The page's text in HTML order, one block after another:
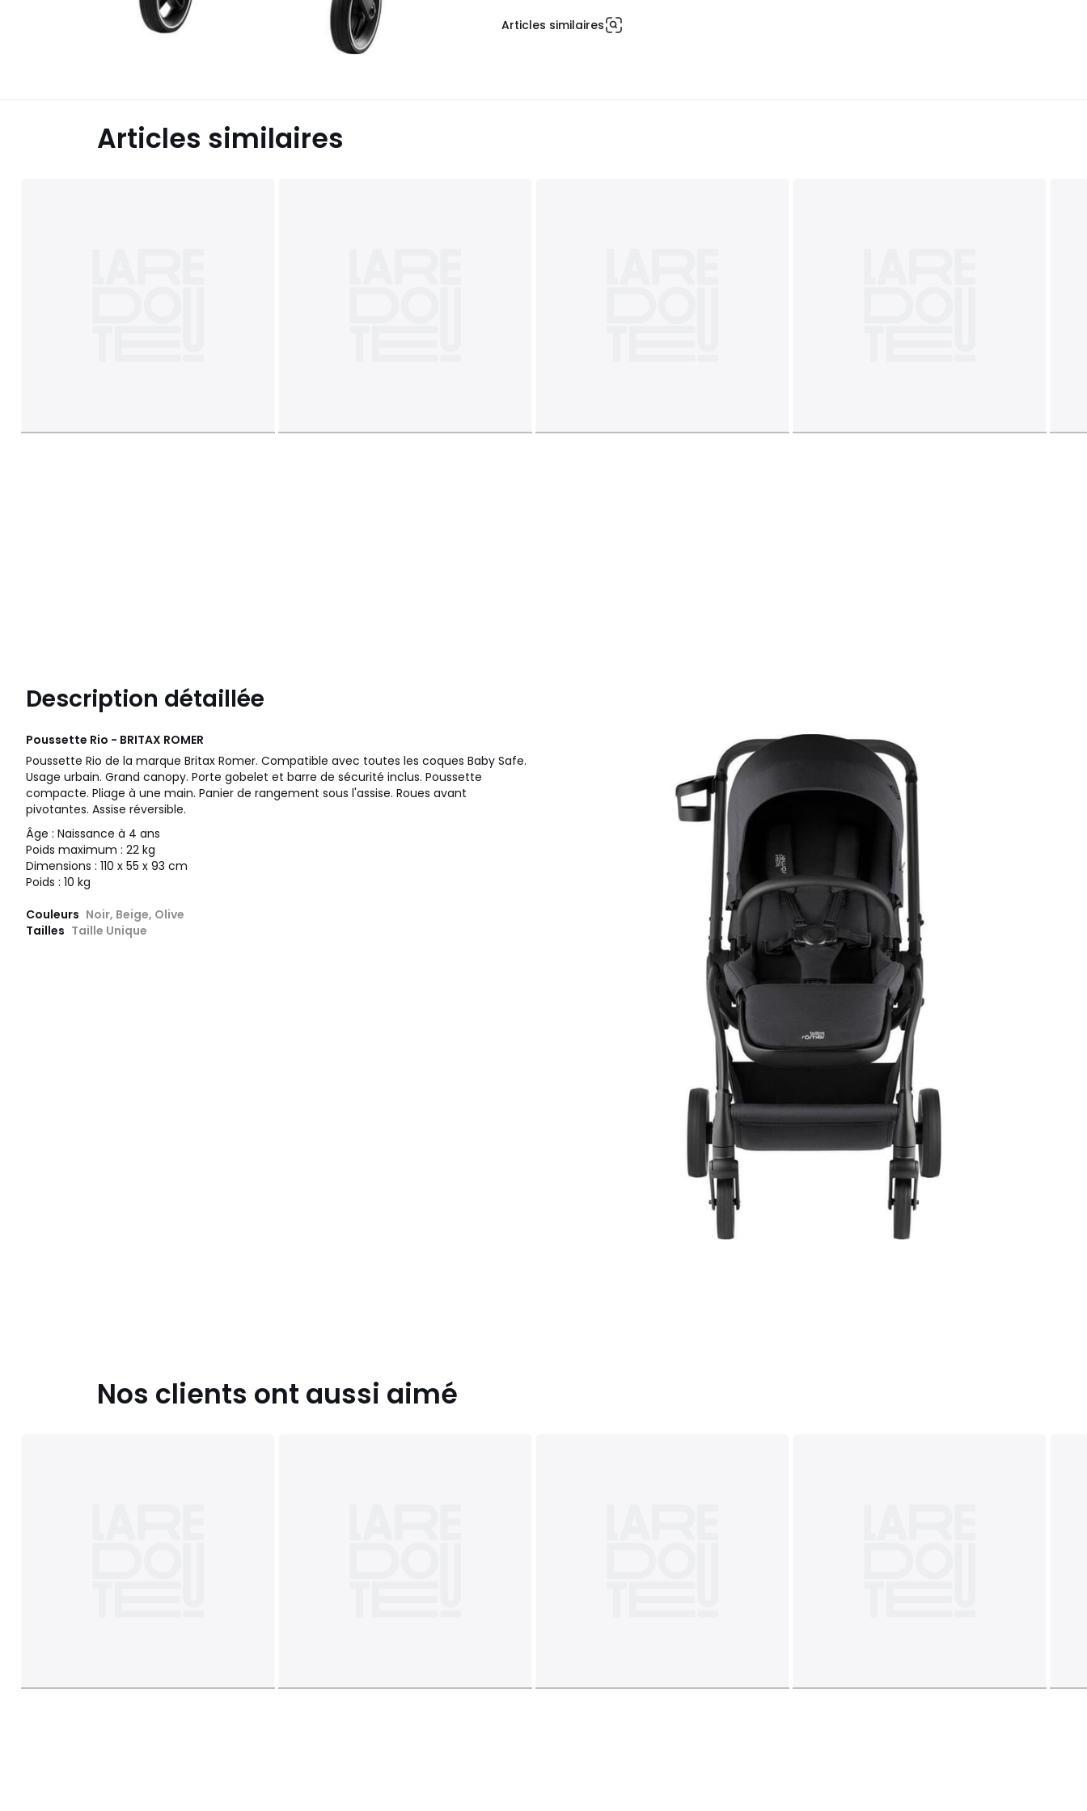
Articles similaires
Articles similaires
Description détaillée
Poussette Rio - BRITAX ROMER
Poussette Rio de la marque Britax Romer. Compatible avec toutes les coques Baby Safe.
Usage urbain. Grand canopy. Porte gobelet et barre de sécurité inclus. Poussette
compacte. Pliage à une main. Panier de rangement sous l'assise. Roues avant
pivotantes. Assise réversible.
Âge : Naissance à 4 ans
Poids maximum : 22 kg
Dimensions : 110 x 55 x 93 cm
Poids : 10 kg
Couleurs Noir, Beige, Olive
Tailles Taille Unique
Nos clients ont aussi aimé